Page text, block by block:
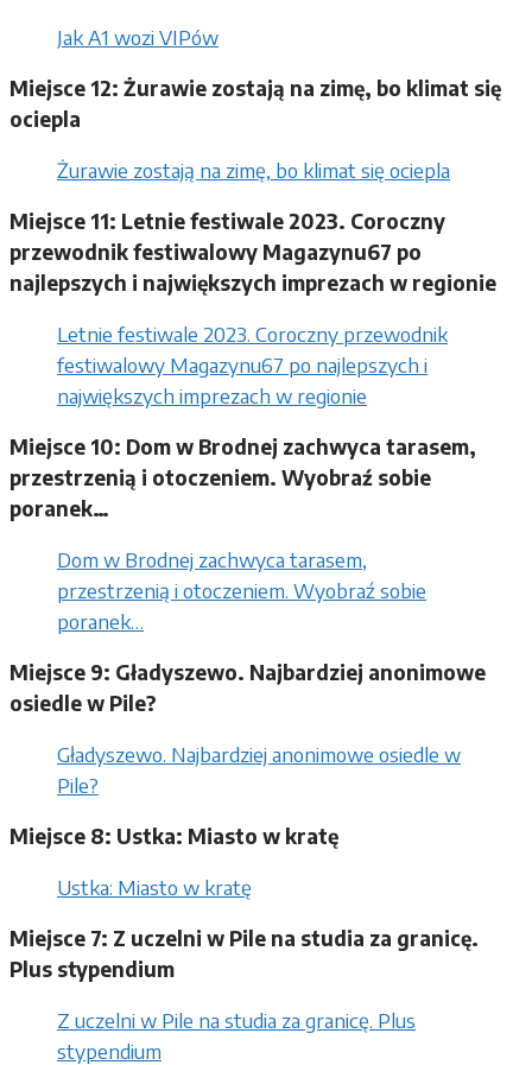
Jak A1 wozi VIPów
Miejsce 12: Żurawie zostają na zimę, bo klimat się
ociepla
Żurawie zostają na zimę, bo klimat się ociepla
Miejsce 11: Letnie festiwale 2023. Coroczny
przewodnik festiwalowy Magazynu67 po
najlepszych i największych imprezach w regionie
Letnie festiwale 2023. Coroczny przewodnik
festiwalowy Magazynu67 po najlepszych i
największych imprezach w regionie
Miejsce 10: Dom w Brodnej zachwyca tarasem,
przestrzenią i otoczeniem. Wyobraź sobie
poranek…
Dom w Brodnej zachwyca tarasem,
przestrzenią i otoczeniem. Wyobraź sobie
poranek…
Miejsce 9: Gładyszewo. Najbardziej anonimowe
osiedle w Pile?
Gładyszewo. Najbardziej anonimowe osiedle w
Pile?
Miejsce 8: Ustka: Miasto w kratę
Ustka: Miasto w kratę
Miejsce 7: Z uczelni w Pile na studia za granicę.
Plus stypendium
Z uczelni w Pile na studia za granicę. Plus
stypendium